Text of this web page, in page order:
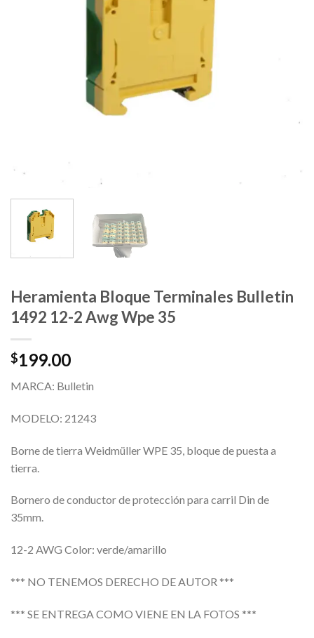
Heramienta Bloque Terminales Bulletin
1492 12-2 Awg Wpe 35
$199.00
MARCA: Bulletin
MODELO: 21243
Borne de tierra Weidmüller WPE 35, bloque de puesta a
tierra.
Bornero de conductor de protección para carril Din de
35mm.
12-2 AWG Color: verde/amarillo
*** NO TENEMOS DERECHO DE AUTOR ***
*** SE ENTREGA COMO VIENE EN LA FOTOS ***